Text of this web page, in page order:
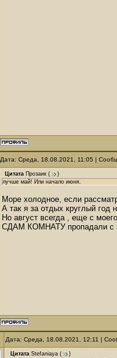
Дата: Среда, 18.08.2021, 11:05 |
Цитата Прозаик (
)
лучше май! Или начало июня.
Море холодное, если
А так я за отдых круглый
Но август всегда , еще с
СДАМ КОМНАТУ пропадали с
Дата: Среда, 18.08.2021, 12:11 |
Цитата Stefaniaya (
)